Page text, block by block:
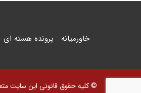
خاورمیانه پرونده هسته ای
© کلیه حقوق قانونی این سایت